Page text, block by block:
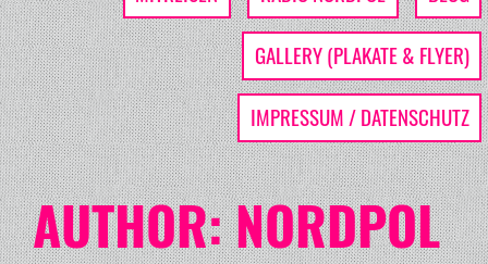
GALLERY (PLAKATE & FLYER)
IMPRESSUM / DATENSCHUTZ
AUTHOR:NORDPOL